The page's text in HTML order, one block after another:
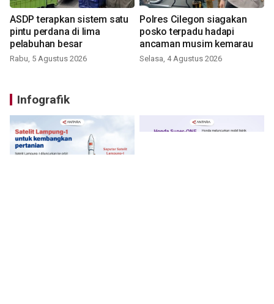
ASDP terapkan sistem satu
pintu perdana di lima
pelabuhan besar
Rabu, 5 Agustus 2026
Polres Cilegon siagakan
posko terpadu hadapi
ancaman musim kemarau
Selasa, 4 Agustus 2026
Infografik